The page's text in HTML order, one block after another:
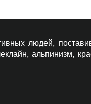
людей,
альпинизм,